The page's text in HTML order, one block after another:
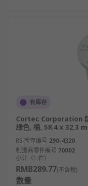
防锈：在金属或
膜，防锈时效长。
润滑：可渗入零
入的缝隙中，起
作响。
去湿：保护海上
除电机湿气水分
分。
清洗：产品润滑
上的水锈、粉尘
档发动机及零部
有库存
Cortec Corporation
绿色, 桶, 58.4 x 32.3
RS 库存编号 290-4320
制造商零件编号 70002
小计（1 件）
RMB289.77(不含税)
数量